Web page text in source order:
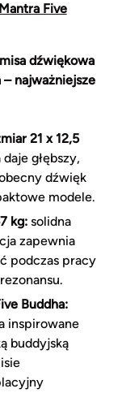
Five
dźwiękowa
– najważniejsze
21 x 12,5
głębszy,
dźwięk
modele.
kg:solidna
zapewnia
podczas pracy
Buddha:
inspirowane
buddyjską